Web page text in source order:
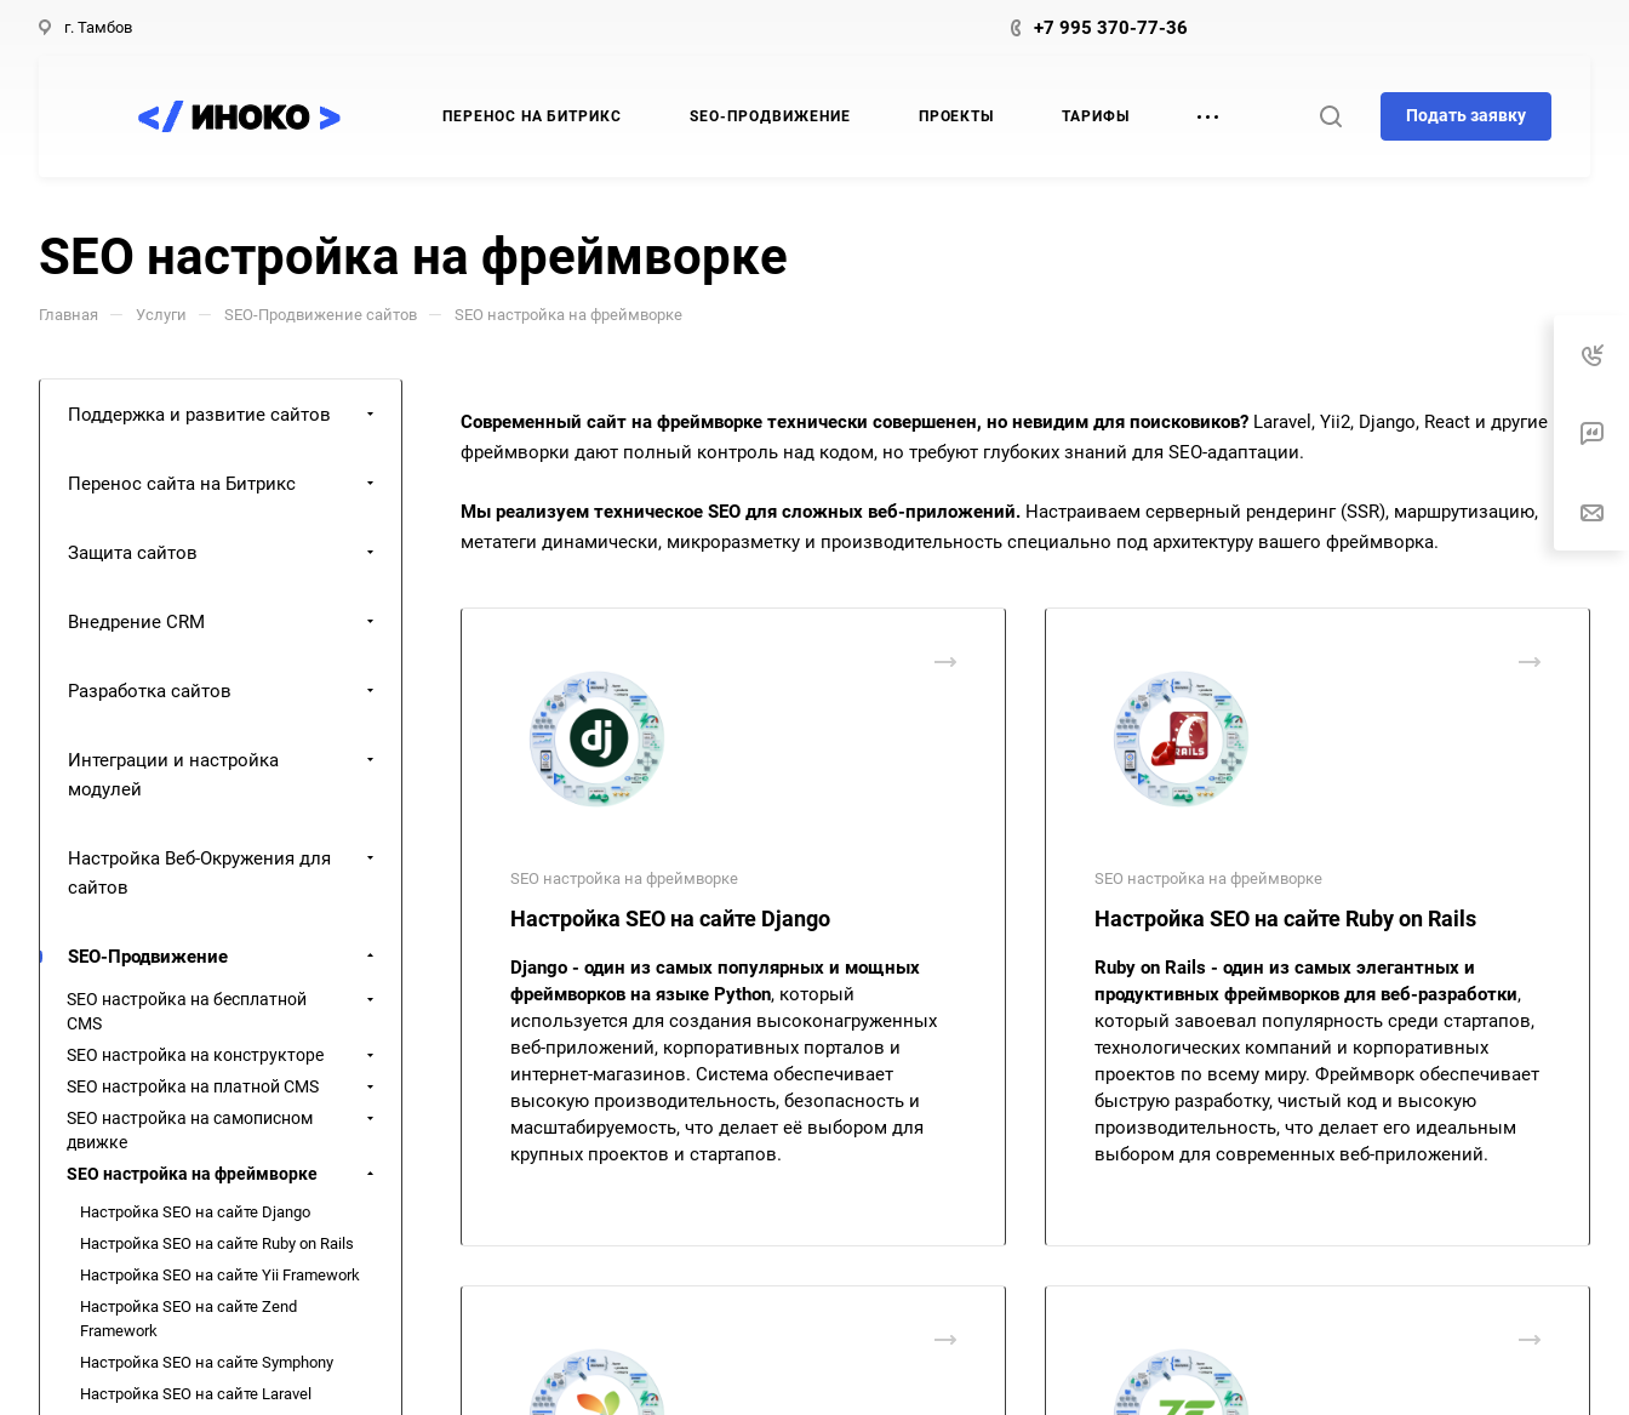
г. Тамбов +7 995 370-77-36
ПЕРЕНОС НА БИТРИКС SEO-ПРОДВИЖЕНИЕ ПРОЕКТЫ ТАРИФЫ Подать заявку
SEO настройка на фреймворке
Главная — Услуги — SEO-Продвижение сайтов — SEO настройка на фреймворке
Современный сайт на фреймворке технически совершенен, но невидим для поисковиков? Laravel, Yii2, Django, React и другие
фреймворки дают полный контроль над кодом, но требуют глубоких знаний для SEO-адаптации.
Мы реализуем техническое SEO для сложных веб-приложений. Настраиваем серверный рендеринг (SSR), маршрутизацию,
метатеги динамически, микроразметку и производительность специально под архитектуру вашего фреймворка.
SEO настройка на фреймворке
Настройка SEO на сайте Django
Django - один из самых популярных и мощных
фреймворков на языке Python, который
используется для создания высоконагруженных
веб-приложений, корпоративных порталов и
интернет-магазинов. Система обеспечивает
высокую производительность, безопасность и
масштабируемость, что делает её выбором для
крупных проектов и стартапов.
SEO настройка на фреймворке
Настройка SEO на сайте Ruby on Rails
Ruby on Rails - один из самых элегантных и
продуктивных фреймворков для веб-разработки,
который завоевал популярность среди стартапов,
технологических компаний и корпоративных
проектов по всему миру. Фреймворк обеспечивает
быструю разработку, чистый код и высокую
производительность, что делает его идеальным
выбором для современных веб-приложений.
Поддержка и развитие сайтов
Перенос сайта на Битрикс
Защита сайтов
Внедрение CRM
Разработка сайтов
Интеграции и настройка
модулей
Настройка Веб-Окружения для
сайтов
SEO-Продвижение
SEO настройка на бесплатной
CMS
SEO настройка на конструкторе
SEO настройка на платной CMS
SEO настройка на самописном
движке
SEO настройка на фреймворке
Настройка SEO на сайте Django
Настройка SEO на сайте Ruby on Rails
Настройка SEO на сайте Yii Framework
Настройка SEO на сайте Zend
Framework
Настройка SEO на сайте Symphony
Настройка SEO на сайте Laravel